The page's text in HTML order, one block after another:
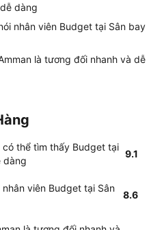
dàng
nhân viên Budget tại Sân bay
là tương đối nhanh và dễ
có thể tìm thấy Budget tại
dàng
9.1
viên Budget tại Sân
8.6